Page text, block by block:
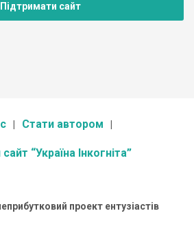
Підтримати сайт
Стати автором
“Україна Інкогніта”
проект ентузіастів